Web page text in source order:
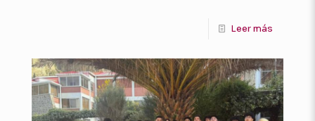
Leer más